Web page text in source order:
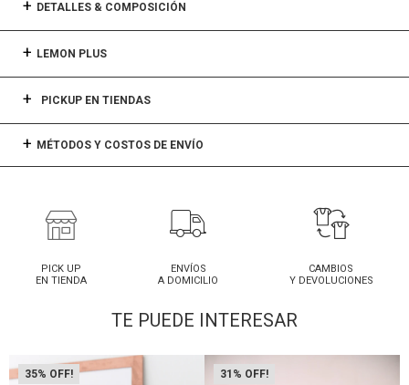
DETALLES & COMPOSICIÓN
LEMON PLUS
PICKUP EN TIENDAS
MÉTODOS Y COSTOS DE ENVÍO
PICK UP
EN TIENDA
ENVÍOS
A DOMICILIO
CAMBIOS
Y DEVOLUCIONES
TE PUEDE INTERESAR
35 31